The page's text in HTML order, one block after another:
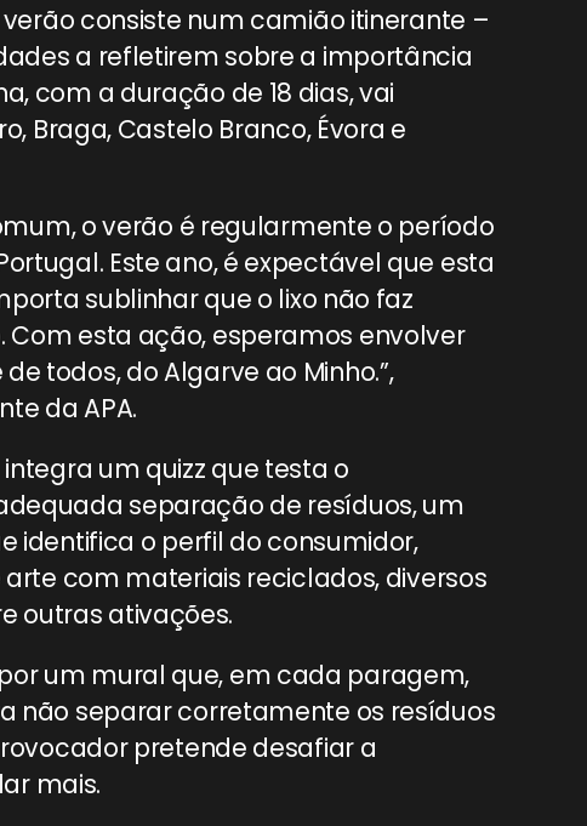
consiste num camião itinerante –
a refletirem sobre a importância
com a duração de 18 dias, vai
Braga, Castelo Branco, Évora e
o verão é regularmente o período
Este ano, é expectável que esta
sublinhar que o lixo não faz
esta ação, esperamos envolver
todos, do Algarve ao Minho.”,
da APA.
um quizz que testa o
separação de resíduos, um
identifica o perfil do consumidor,
com materiais reciclados, diversos
outras ativações.
um mural que, em cada paragem,
não separar corretamente os resíduos
pretende desafiar a
mais.